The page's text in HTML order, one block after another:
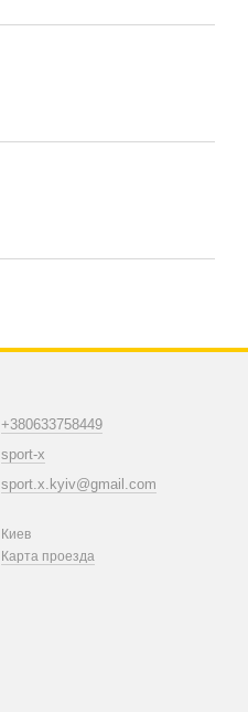
+380633758449
sport-x
sport.x.kyiv@gmail.com
Киев
Карта проезда